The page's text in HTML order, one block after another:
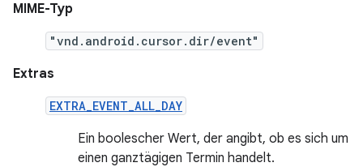
MIME-Typ
"vnd.android.cursor.dir/event"
Extras
EXTRA_EVENT_ALL_DAY
Ein boolescher Wert, der angibt, ob es sich um
einen ganztägigen Termin handelt.